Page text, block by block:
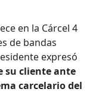
en la Cárcel 4
de bandas
expresó
su cliente ante
carcelario del